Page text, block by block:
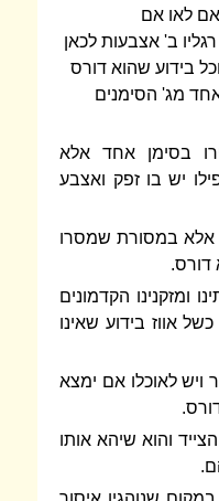
אם לאו אם
ב' אצבעות לכאן
בידוע שהוא דורס
מג' הסימנים
בסימן אחד אלא
יש בו זפק ואצבע
אלא במסורת שמסרו
דורס.
ומזקנינו הקדמונים
אווז בידוע שאינו
ויש לאוכלו אם ימצא
והוא שיהא אותו